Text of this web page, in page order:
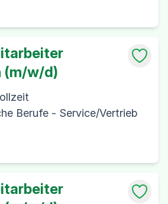
(m/w/d)
Berufe - Service/Vertrieb